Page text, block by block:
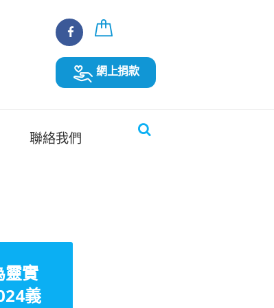
網上捐款
聯絡我們
靈實
義